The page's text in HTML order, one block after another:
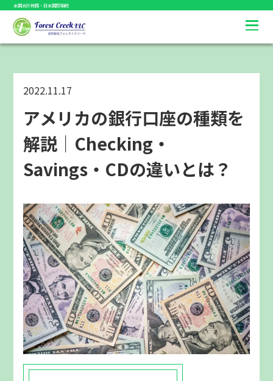
米国会計税務・日米国際相続
2022.11.17
アメリカの銀行口座の種類を
解説｜Checking・
Savings・CDの違いとは？